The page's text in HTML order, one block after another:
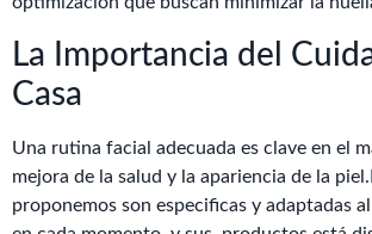
La Importancia del
Casa
Una rutina facial adecuada es clave en el
mejora de la salud y la apariencia de la
proponemos son especificas y adaptadas